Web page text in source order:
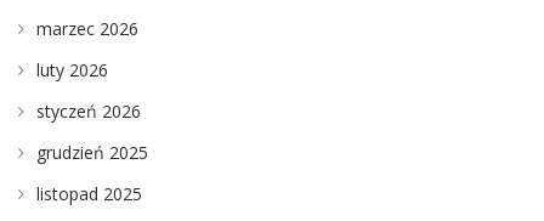
marzec 2026
luty 2026
styczeń 2026
grudzień 2025
listopad 2025